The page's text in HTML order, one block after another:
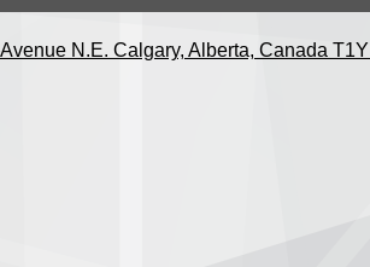
N.E. Calgary, Alberta, Canada